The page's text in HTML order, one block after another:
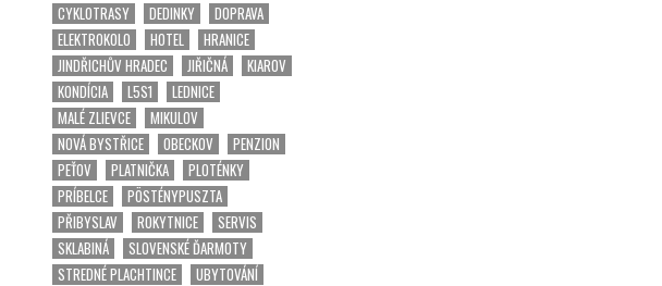
CYKLOTRASY
DEDINKY
DOPRAVA
ELEKTROKOLO
HOTEL
HRANICE
JINDŘICHŮV HRADEC
JIŘIČNÁ
KIAROV
KONDÍCIA
L5S1
LEDNICE
MALÉ ZLIEVCE
MIKULOV
NOVÁ BYSTŘICE
OBECKOV
PENZION
PEŤOV
PLATNIČKA
PLOTÉNKY
PRÍBELCE
PÖSTÉNYPUSZTA
PŘIBYSLAV
ROKYTNICE
SERVIS
SKLABINÁ
SLOVENSKÉ ĎARMOTY
STREDNÉ PLACHTINCE
UBYTOVÁNÍ